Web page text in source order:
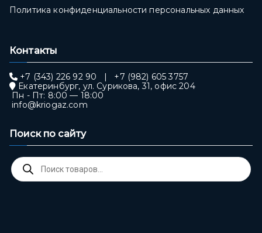
Политика конфиденциальности персональных данных
Контакты
+7 (343) 226 92 90 | +7 (982) 605 3757
Екатеринбург, ул. Сурикова, 31, офис 204
Пн - Пт: 8:00 — 18:00
info@kriogaz.com
Поиск по сайту
Поиск
товаров